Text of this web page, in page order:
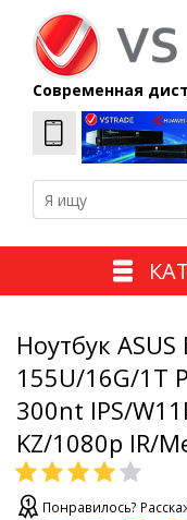
Современная
Ноутбук
155U/16G/1T
300nt IPS/
KZ/1080p IR/
Понравилось?